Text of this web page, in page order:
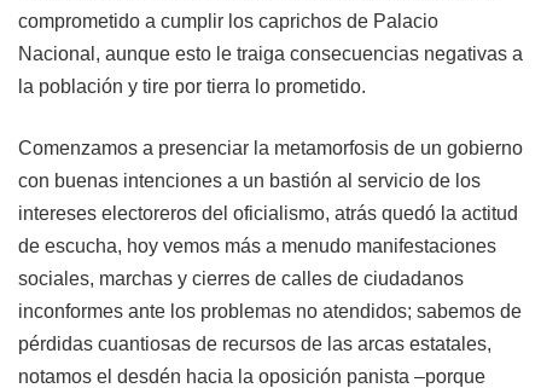
comprometido a cumplir los caprichos de Palacio
Nacional, aunque esto le traiga consecuencias negativas a
la población y tire por tierra lo prometido.
Comenzamos a presenciar la metamorfosis de un gobierno
con buenas intenciones a un bastión al servicio de los
intereses electoreros del oficialismo, atrás quedó la actitud
de escucha, hoy vemos más a menudo manifestaciones
sociales, marchas y cierres de calles de ciudadanos
inconformes ante los problemas no atendidos; sabemos de
pérdidas cuantiosas de recursos de las arcas estatales,
notamos el desdén hacia la oposición panista –porque